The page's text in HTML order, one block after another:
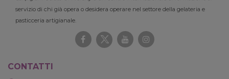
servizio di chi già opera o desidera operare nel settore della gelateria e
pasticceria artigianale.
CONTATTI